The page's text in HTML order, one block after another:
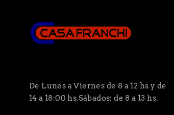
De Lunes a Viernes de 8 a 12 hs y de
14 a 18:00 hs.Sábados: de 8 a 13 hs.